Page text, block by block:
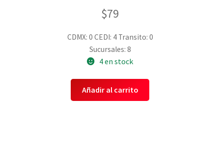
$79
CDMX: 0 CEDI: 4 Transito: 0
Sucursales: 8
4 en stock
Añadir al carrito